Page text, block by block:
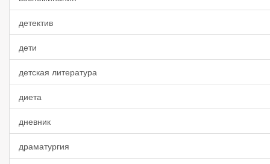
детектив
дети
детская литература
диета
дневник
драматургия